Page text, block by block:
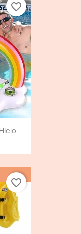
favorite_border
favorite_border